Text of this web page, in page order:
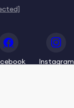
Instagram